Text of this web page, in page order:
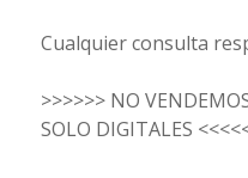
Cualquier consulta
>>>>>> NO
SOLO DIGITALES